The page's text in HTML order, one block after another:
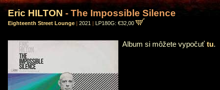
Eric HILTON - The Impossible Silence
Eighteenth Street Lounge | 2021 | LP180G: €32,00
Album si môžete vypočuť tu